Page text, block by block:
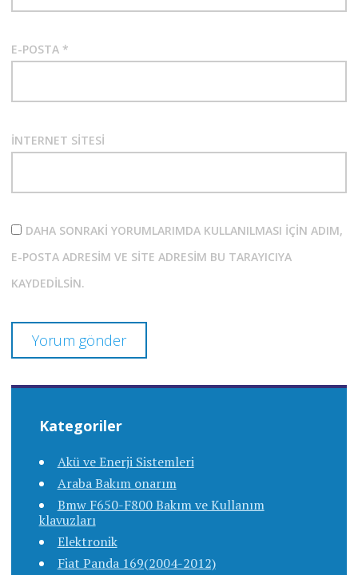
E-POSTA *
İNTERNET SITESI
DAHA SONRAKI YORUMLARIMDA KULLANILMASI IÇIN ADIM,
E-POSTA ADRESIM VE SITE ADRESIM BU TARAYICIYA
KAYDEDILSIN.
Kategoriler
Akü ve Enerji Sistemleri
Araba Bakım onarım
Bmw F650-F800 Bakım ve Kullanım
klavuzları
Elektronik
Fiat Panda 169(2004-2012)